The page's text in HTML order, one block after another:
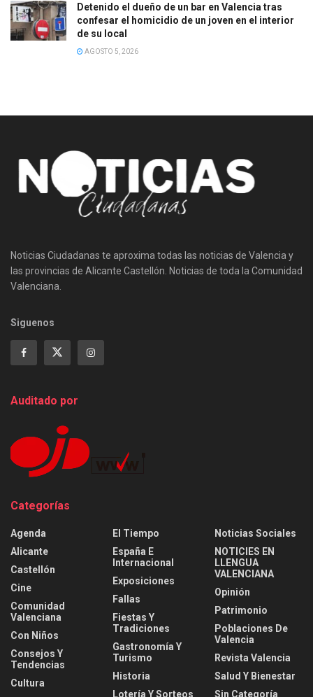
Detenido el dueño de un bar en Valencia tras
confesar el homicidio de un joven en el interior
de su local
AGOSTO 5, 2026
Noticias Ciudadanas te aproxima todas las noticias de Valencia y
las provincias de Alicante Castellón. Noticias de toda la Comunidad
Valenciana.
Siguenos
Auditado por
Categorías
Agenda
Alicante
Castellón
Cine
Comunidad
Valenciana
Con Niños
Consejos Y
Tendencias
Cultura
El Tiempo
España E
Internacional
Exposiciones
Fallas
Fiestas Y
Tradiciones
Gastronomía Y
Turismo
Historia
Lotería Y Sorteos
Noticias Sociales
NOTICIES EN
LLENGUA
VALENCIANA
Opinión
Patrimonio
Poblaciones De
Valencia
Revista Valencia
Salud Y Bienestar
Sin Categoría